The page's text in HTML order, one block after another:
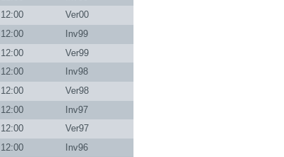
12:00
Ver00
12:00
Inv99
12:00
Ver99
12:00
Inv98
12:00
Ver98
12:00
Inv97
12:00
Ver97
12:00 Inv96